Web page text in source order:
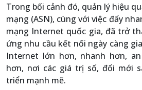
Trong bối cảnh đó, quản lý hiệu
mạng (ASN), cùng với việc đẩy
mạng Internet quốc gia, đã trở
ứng nhu cầu kết nối ngày càng
Internet lớn hơn, nhanh hơn,
hơn, nơi các giá trị số, đổi mới
triển mạnh mẽ.